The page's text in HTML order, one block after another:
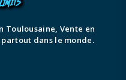
Toulousaine, Vente en
dans le monde.